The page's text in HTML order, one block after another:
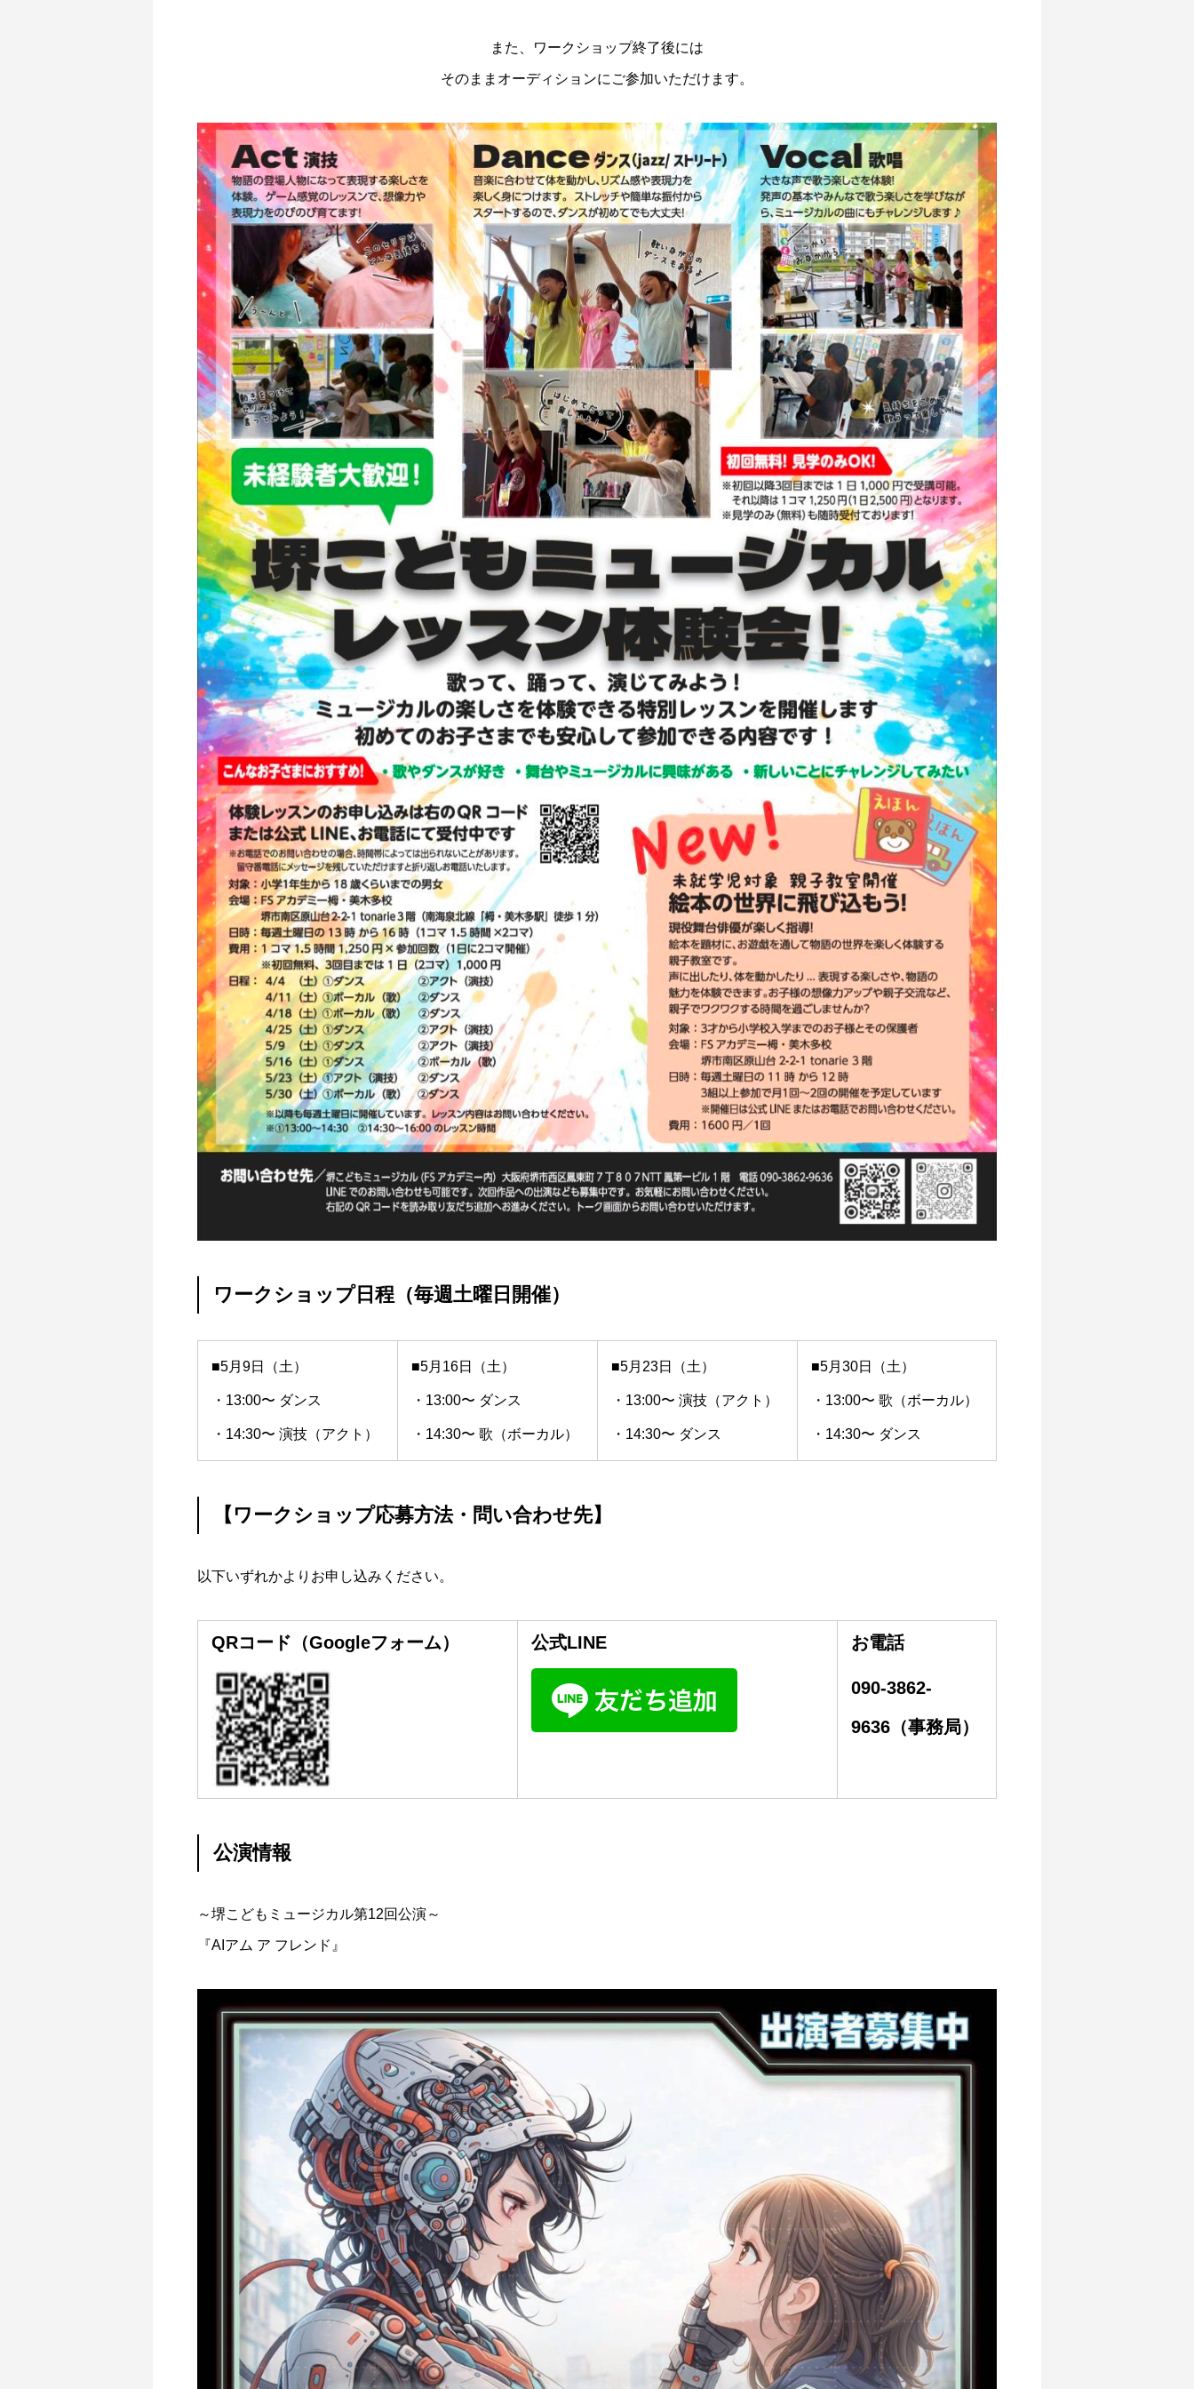
また、ワークショップ終了後には
そのままオーディションにご参加いただけます。
ワークショップ日程（毎週土曜日開催）
■5月9日（土）
・13:00〜 ダンス
・14:30〜 演技（アクト）
■5月16日（土）
・13:00〜 ダンス
・14:30〜 歌（ボーカル）
■5月23日（土）
・13:00〜 演技（アクト）
・14:30〜 ダンス
■5月30日（土）
・13:00〜 歌（ボーカル）
・14:30〜 ダンス
【ワークショップ応募方法・問い合わせ先】
以下いずれかよりお申し込みください。
QRコード（Googleフォーム） 公式LINE お電話
090-3862-
9636 （事務局）
公演情報
～堺こどもミュージカル第12回公演～
『AIアム ア フレンド』